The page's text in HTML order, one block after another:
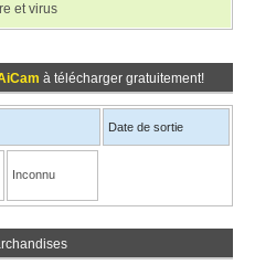
et virus
à télécharger gratuitement!
Date de sortie
Inconnu